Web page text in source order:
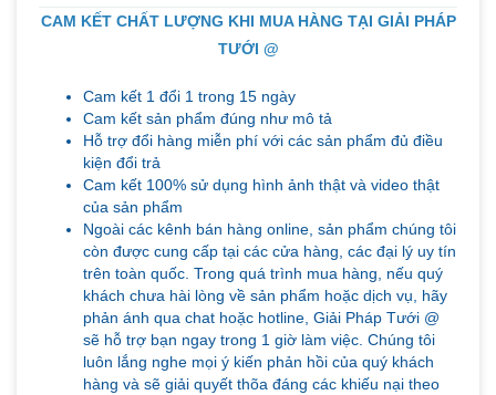
CAM KẾT CHẤT LƯỢNG KHI MUA HÀNG TẠI GIẢI PHÁP
TƯỚI @
Cam kết 1 đổi 1 trong 15 ngày
Cam kết sản phẩm đúng như mô tả
Hỗ trợ đổi hàng miễn phí với các sản phẩm đủ điều
kiện đổi trả
Cam kết 100% sử dụng hình ảnh thật và video thật
của sản phẩm
Ngoài các kênh bán hàng online, sản phẩm chúng tôi
còn được cung cấp tại các cửa hàng, các đại lý uy tín
trên toàn quốc. Trong quá trình mua hàng, nếu quý
khách chưa hài lòng về sản phẩm hoặc dịch vụ, hãy
phản ánh qua chat hoặc hotline, Giải Pháp Tưới @
sẽ hỗ trợ bạn ngay trong 1 giờ làm việc. Chúng tôi
luôn lắng nghe mọi ý kiến phản hồi của quý khách
hàng và sẽ giải quyết thõa đáng các khiếu nại theo